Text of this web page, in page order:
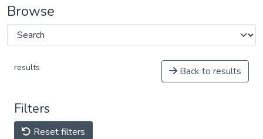
Browse
results Back to results
Filters
Reset filters